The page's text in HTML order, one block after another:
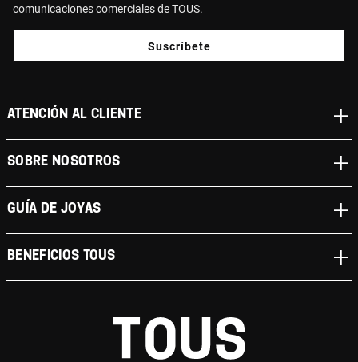
comunicaciones comerciales de TOUS.
Suscríbete
ATENCIÓN AL CLIENTE
SOBRE NOSOTROS
GUÍA DE JOYAS
BENEFICIOS TOUS